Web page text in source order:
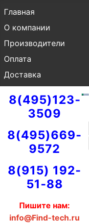
Главная
О компании
Производители
Оплата
Доставка
8(495)123-
3509
8(495)669-
9572
8(915) 192-
51-88
Пишите нам:
info@Find-tech.ru